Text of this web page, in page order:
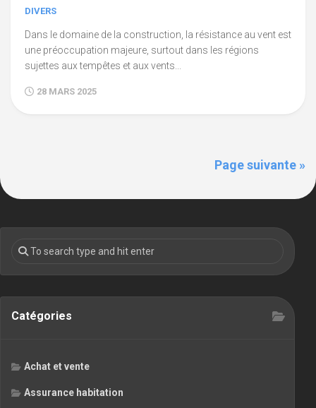
DIVERS
Dans le domaine de la construction, la résistance au vent est
une préoccupation majeure, surtout dans les régions
sujettes aux tempêtes et aux vents...
28 MARS 2025
Page suivante »
Catégories
Achat et vente
Assurance habitation